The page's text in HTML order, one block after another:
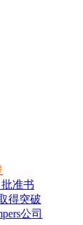
准书
得突破
公司